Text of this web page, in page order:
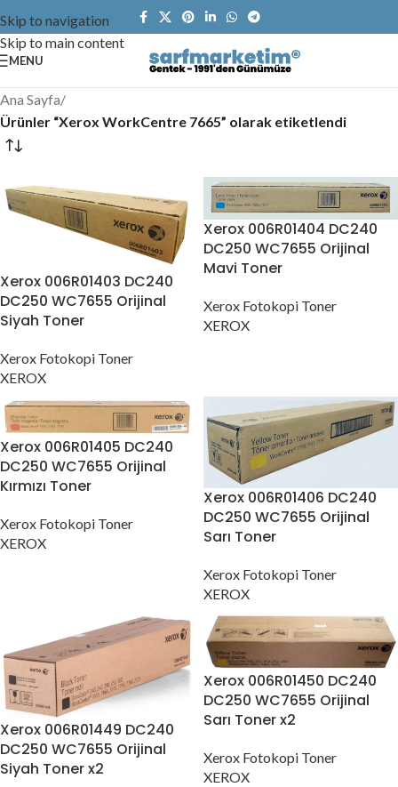
Skip to navigation
Skip to main content
MENU
Ana Sayfa/
Ürünler “Xerox WorkCentre 7665” olarak etiketlendi
Xerox 006R01403 DC240
DC250 WC7655 Orijinal
Siyah Toner
Xerox Fotokopi Toner
XEROX
Xerox 006R01404 DC240
DC250 WC7655 Orijinal
Mavi Toner
Xerox Fotokopi Toner
XEROX
Xerox 006R01405 DC240
DC250 WC7655 Orijinal
Kırmızı Toner
Xerox Fotokopi Toner
XEROX
Xerox 006R01406 DC240
DC250 WC7655 Orijinal
Sarı Toner
Xerox Fotokopi Toner
XEROX
Xerox 006R01449 DC240
DC250 WC7655 Orijinal
Siyah Toner x2
Xerox 006R01450 DC240
DC250 WC7655 Orijinal
Sarı Toner x2
Xerox Fotokopi Toner
XEROX